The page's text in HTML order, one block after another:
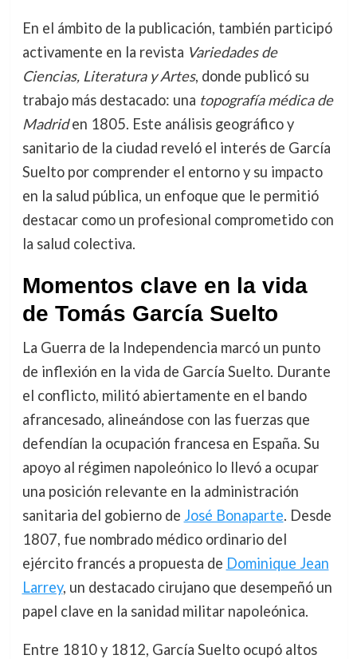
En el ámbito de la publicación, también participó
activamente en la revista Variedades de
Ciencias, Literatura y Artes, donde publicó su
trabajo más destacado: una topografía médica de
Madriden 1805. Este análisis geográfico y
sanitario de la ciudad reveló el interés de García
Suelto por comprender el entorno y su impacto
en la salud pública, un enfoque que le permitió
destacar como un profesional comprometido con
la salud colectiva.
Momentos clave en la vida
de Tomás García Suelto
La Guerra de la Independencia marcó un punto
de inflexión en la vida de García Suelto. Durante
el conflicto, militó abiertamente en el bando
afrancesado, alineándose con las fuerzas que
defendían la ocupación francesa en España. Su
apoyo al régimen napoleónico lo llevó a ocupar
una posición relevante en la administración
sanitaria del gobierno de José Bonaparte. Desde
1807, fue nombrado médico ordinario del
ejército francés a propuesta de Dominique Jean
Larrey, un destacado cirujano que desempeñó un
papel clave en la sanidad militar napoleónica.
Entre 1810 y 1812, García Suelto ocupó altos